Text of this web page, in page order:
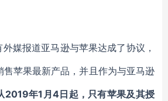
媒报道亚马逊与苹果达成了协议，
售苹果最新产品，并且作为与亚马逊
2019年1月4日起，只有苹果及其授